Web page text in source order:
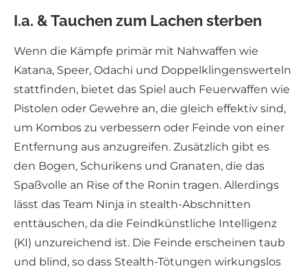
I.a. & Tauchen zum Lachen sterben
Wenn die Kämpfe primär mit Nahwaffen wie
Katana, Speer, Odachi und Doppelklingenswerteln
stattfinden, bietet das Spiel auch Feuerwaffen wie
Pistolen oder Gewehre an, die gleich effektiv sind,
um Kombos zu verbessern oder Feinde von einer
Entfernung aus anzugreifen. Zusätzlich gibt es
den Bogen, Schurikens und Granaten, die das
Spaßvolle an Rise of the Ronin tragen. Allerdings
lässt das Team Ninja in stealth-Abschnitten
enttäuschen, da die Feindkünstliche Intelligenz
(KI) unzureichend ist. Die Feinde erscheinen taub
und blind, so dass Stealth-Tötungen wirkungslos